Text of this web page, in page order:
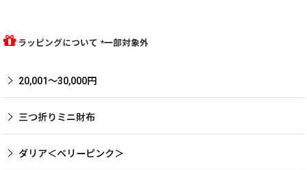
ラッピングについて *一部対象外
20,001〜30,000円
三つ折りミニ財布
ダリア＜ベリーピンク＞